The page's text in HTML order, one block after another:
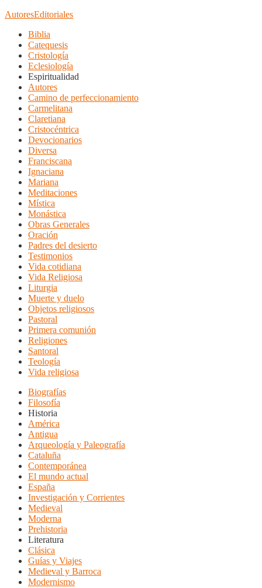
AutoresEditoriales
Biblia
Catequesis
Cristología
Eclesiología
Espiritualidad
Autores
Camino de perfeccionamiento
Carmelitana
Claretiana
Cristocéntrica
Devocionarios
Diversa
Franciscana
Ignaciana
Mariana
Meditaciones
Mística
Monástica
Obras Generales
Oración
Padres del desierto
Testimonios
Vida cotidiana
Vida Religiosa
Liturgia
Muerte y duelo
Objetos religiosos
Pastoral
Primera comunión
Religiones
Santoral
Teología
Vida religiosa
Biografías
Filosofía
Historia
América
Antigua
Arqueología y Paleografía
Cataluña
Contemporánea
El mundo actual
España
Investigación y Corrientes
Medieval
Moderna
Prehistoria
Literatura
Clásica
Guías y Viajes
Medieval y Barroca
Modernismo